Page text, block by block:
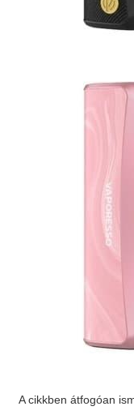
A cikkben átfogóan